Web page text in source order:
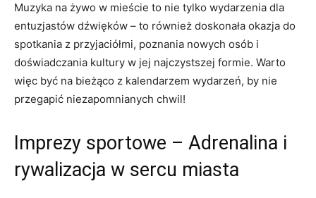
Muzyka na żywo w mieście to nie tylko wydarzenia dla
entuzjastów dźwięków – to również doskonała okazja do
spotkania z przyjaciółmi, poznania nowych osób i
doświadczania kultury w jej najczystszej formie. Warto
więc być na bieżąco z kalendarzem wydarzeń, by nie
przegapić niezapomnianych chwil!
Imprezy sportowe – Adrenalina i
rywalizacja w sercu miasta